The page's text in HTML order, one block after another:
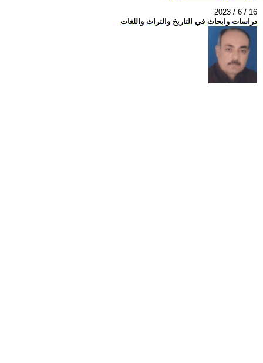
2023 / 6 / 16
دراسات وابحاث في التاريخ والتراث واللغات